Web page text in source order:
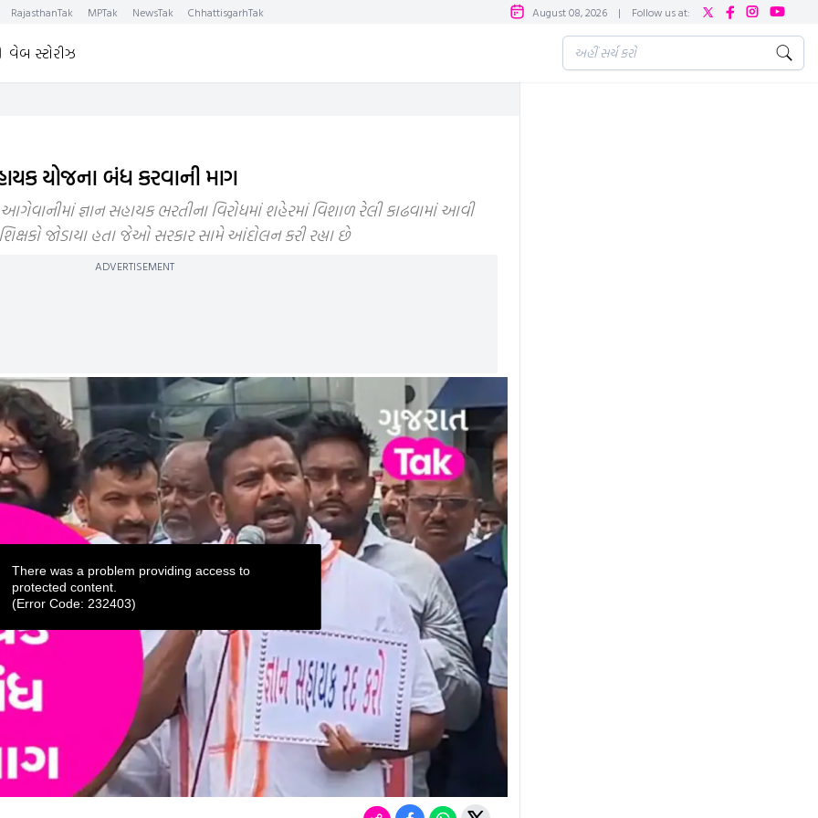
RajasthanTak MPTak NewsTak ChhattisgarhTak August 08, 2026 | Follow us at:
વેબ સ્ટોરીઝ
યોજના બંધ કરવાની માગ
જ્ઞાન સહાયક ભરતીના વિરોધમાં શહેરમાં વિશાળ રેલી કાઢવામાં આવી
જોડાયા હતા જેઓ સરકાર સામે આંદોલન કરી રહ્યા છે
ADVERTISEMENT
There was a problem providing access to
protected content.
(Error Code: 232403)